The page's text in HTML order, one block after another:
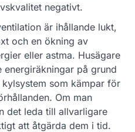
negativt.
är ihållande lukt,
och en ökning av
eller astma. Husägare
på grund
som kämpar för
Om man
det leda till allvarligare
att åtgärda dem i tid.